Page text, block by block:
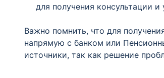
для получения консультации и
Важно помнить, что для
напрямую с банком или
источники, так как решение